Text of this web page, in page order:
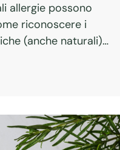
allergie possono
riconoscere i
(anche naturali)